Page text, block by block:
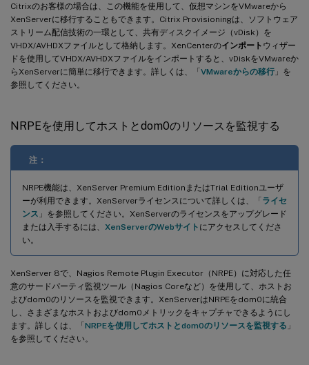
Citrixのお客様の場合は、この機能を使用して、仮想マシンをVMwareから
XenServerに移行することもできます。Citrix Provisioningは、ソフトウェア
ストリーム配信技術の一環として、共有ディスクイメージ（vDisk）を
VHDX/AVHDXファイルとして格納します。XenCenterのインポート ウィザー
ドを使用してVHDX/AVHDXファイルをインポートすると、vDiskをVMwareか
らXenServerに簡単に移行できます。詳しくは、「VMwareからの移行 」を
参照してください。
NRPEを使用してホストとdom0のリソースを監視する
注：
NRPE機能は、XenServer Premium EditionまたはTrial Editionユーザ
ーが利用できます。XenServerライセンスについて詳しくは、「ライセ
ンス 」を参照してください。XenServerのライセンスをアップグレード
または入手するには、 XenServerのWebサイト にアクセスしてくださ
い。
XenServer 8で、Nagios Remote Plugin Executor（NRPE）に対応した任
意のサードパーティ監視ツール（Nagios Coreなど）を使用して、ホストお
よびdom0のリソースを監視できます。XenServerはNRPEをdom0に統合
し、さまざまなホストおよびdom0メトリックをキャプチャできるようにし
ます。詳しくは、「NRPEを使用してホストとdom0のリソースを監視する 」
を参照してください。